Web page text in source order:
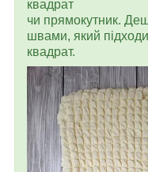
квадрат
чи прямокутник.
швами, який
квадрат.